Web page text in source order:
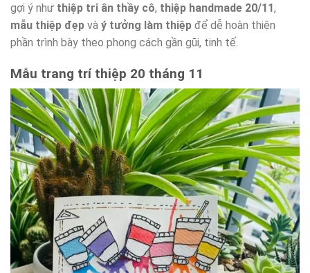
gợi ý như thiệp tri ân thầy cô, thiệp handmade 20/11,
mẫu thiệp đẹp và ý tưởng làm thiệp để dễ hoàn thiện
phần trình bày theo phong cách gần gũi, tinh tế.
Mẫu trang trí thiệp 20 tháng 11